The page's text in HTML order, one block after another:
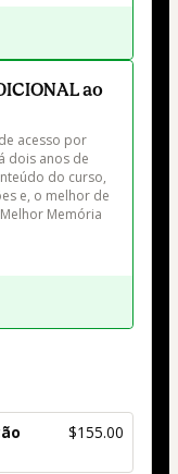
ao
acesso por
dois anos de
do curso,
e, o melhor de
Memória
$155.00